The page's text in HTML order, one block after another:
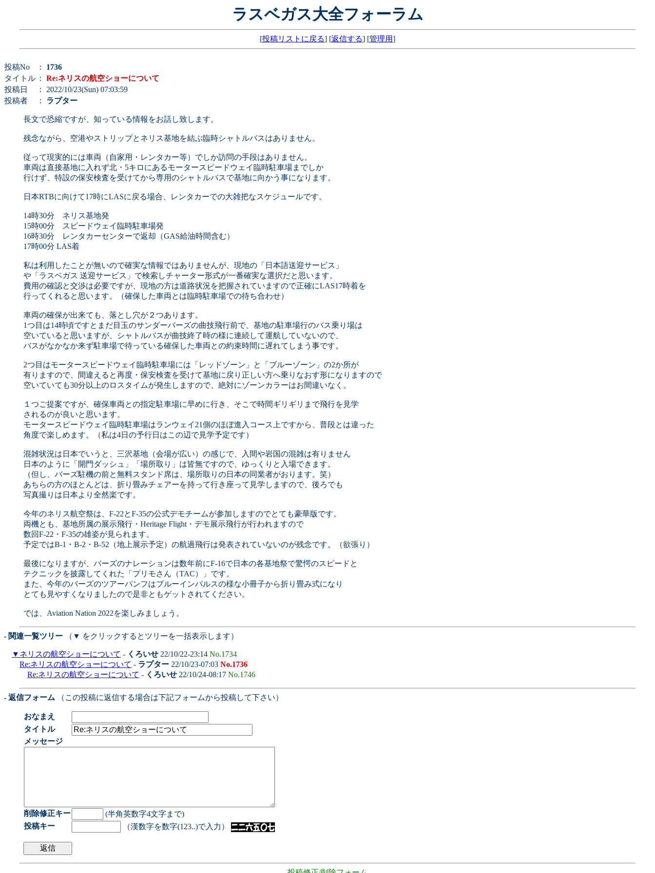
ラスベガス大全フォーラム
[投稿リストに戻る] [返信する] [管理用]
投稿No ： 1736
タイトル ： Re:ネリスの航空ショーについて
投稿日
： 2022/10/23(Sun) 07:03:59
投稿者
： ラプター
長文で恐縮ですが、知っている情報をお話し致します。
残念ながら、空港やストリップとネリス基地を結ぶ臨時シャトルバスはありません。
従って現実的には車両（自家用・レンタカー等）でしか訪問の手段はありません。
車両は直接基地に入れず北・5キロにあるモータースピードウェイ臨時駐車場までしか
行けず、特設の保安検査を受けてから専用のシャトルバスで基地に向かう事になります。
日本RTBに向けて17時にLASに戻る場合、レンタカーでの大雑把なスケジュールです。
14時30分 ネリス基地発
15時00分 スピードウェイ臨時駐車場発
16時30分 レンタカーセンターで返却（GAS給油時間含む）
17時00分 LAS着
私は利用したことが無いので確実な情報ではありませんが、現地の「日本語送迎サービス」
や「ラスベガス 送迎サービス」で検索しチャーター形式が一番確実な選択だと思います。
費用の確認と交渉は必要ですが、現地の方は道路状況を把握されていますので正確にLAS17時着を
行ってくれると思います。（確保した車両とは臨時駐車場での待ち合わせ）
車両の確保が出来ても、落とし穴が２つあります。
1つ目は14時頃ですとまだ目玉のサンダーバーズの曲技飛行前で、基地の駐車場行のバス乗り場は
空いていると思いますが、シャトルバスが曲技終了時の様に連続して運航していないので、
バスがなかなか来ず駐車場で待っている確保した車両との約束時間に遅れてしまう事です。
2つ目はモータースピードウェイ臨時駐車場には「レッドゾーン」と「ブルーゾーン」の2か所が
有りますので、間違えると再度・保安検査を受けて基地に戻り正しい方へ乗りなおす形になりますので
空いていても30分以上のロスタイムが発生しますので、絶対にゾーンカラーはお間違いなく。
１つご提案ですが、確保車両との指定駐車場に早めに行き、そこで時間ギリギリまで飛行を見学
されるのが良いと思います。
モータースピードウェイ臨時駐車場はランウェイ21側のほぼ進入コース上ですから、普段とは違った
角度で楽しめます。（私は4日の予行日はこの辺で見学予定です）
混雑状況は日本でいうと、三沢基地（会場が広い）の感じで、入間や岩国の混雑は有りません
日本のように「開門ダッシュ」「場所取り」は皆無ですので、ゆっくりと入場できます。
（但し、バーズ駐機の前と無料スタンド席は、場所取りの日本の同業者がおります。笑）
あちらの方のほとんどは、折り畳みチェアーを持って行き座って見学しますので、後ろでも
写真撮りは日本より全然楽です。
今年のネリス航空祭は、F-22とF-35の公式デモチームが参加しますのでとても豪華版です。
両機とも、基地所属の展示飛行・Heritage Flight・デモ展示飛行が行われますので
数回F-22・F-35の雄姿が見られます。
予定ではB-1・B-2・B-52（地上展示予定）の航過飛行は発表されていないのが残念です。（欲張り）
最後になりますが、バーズのナレーションは数年前にF-16で日本の各基地祭で驚愕のスピードと
テクニックを披露してくれた「プリモさん（TAC）」です。
また、今年のバーズのツアーパンフはブルーインパルスの様な小冊子から折り畳み式になり
とても見やすくなりましたので是非ともゲットされてください。
では、Aviation Nation 2022を楽しみましょう。
- 関連一覧ツリー （▼ をクリックするとツリーを一括表示します）
▼ ネリスの航空ショーについて - くろいせ 22/10/22-23:14 No.1734
Re:ネリスの航空ショーについて - ラプター 22/10/23-07:03 No.1736
Re:ネリスの航空ショーについて - くろいせ 22/10/24-08:17 No.1746
- 返信フォーム （この投稿に返信する場合は下記フォームから投稿して下さい）
おなまえ
タイトル
メッセージ
削除修正キー
(半角英数字4文字まで)
投稿キー
（漢数字を数字(123..)で入力）